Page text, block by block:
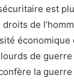
est
droits de
économique
de
la